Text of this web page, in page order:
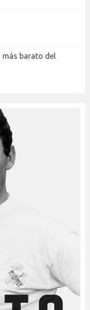
más barato del